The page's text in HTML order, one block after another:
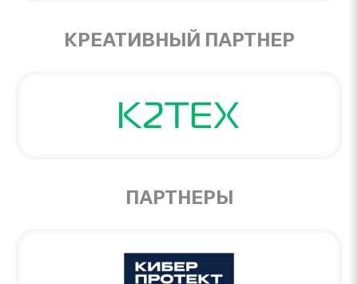
КРЕАТИВНЫЙ ПАРТНЕР
ПАРТНЕРЫ